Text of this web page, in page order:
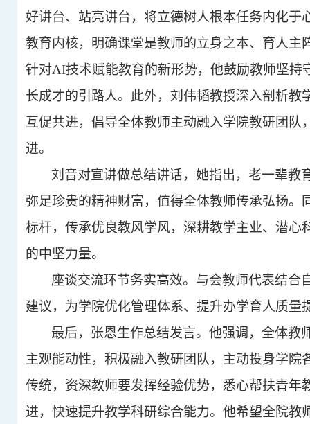
好讲台、站亮讲台，将立德树人根本任务内化于
教育内核，明确课堂是教师的立身之本、育人
针对AI技术赋能教育的新形势，他鼓励教师坚
长成才的引路人。此外，刘伟韬教授深入剖析
互促共进，倡导全体教师主动融入学院教研团
进。
刘音对宣讲做总结讲话，她指出，老一辈教
弥足珍贵的精神财富，值得全体教师传承弘扬
标杆，传承优良教风学风，深耕教学主业、潜
的中坚力量。
座谈交流环节务实高效。与会教师代表结合
建议，为学院优化管理体系、提升办学育人质量
最后，张恩生作总结发言。他强调，全体教
主观能动性，积极融入教研团队，主动投身学院
传统，资深教师要发挥经验优势，悉心帮扶青
进，快速提升教学科研综合能力。他希望全院